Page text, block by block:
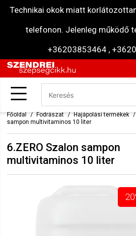
Technikai okok miatt
telefonon. Jelenleg működő
+36203853464 ,
Főoldal Fodrászat Hajápolási termékek
sampon multivitaminos 10 liter
6.ZERO Szalon sampon
multivitaminos 10 liter